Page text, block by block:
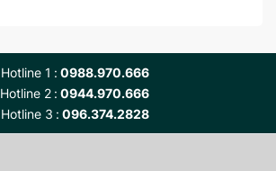
Hotline 1
0988.970.666
Hotline 2 0944.970.666
Hotline 3
096.374.2828